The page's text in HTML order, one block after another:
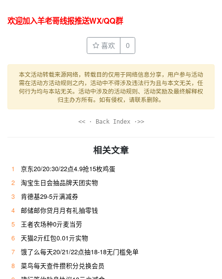
欢迎加入羊老哥线报推送WX/QQ群
喜欢 0
本文活动转载来源网络，转载目的仅用于网络信息分享，用户参与活动
需在活动方活动规则之内，活动中不得涉及违法行为且与本文无关，任
何行为均与本站无关。活动中涉及的活动规则、活动奖励及最终解释权
归主办方所有。如有侵权，请联系删除。
<< · Back Index ·>>
相关文章
1
京东20/20:30/22点4.9抢15枚鸡蛋
2
淘宝生日会抽品牌天团实物
3
肯德基29-5亓满减券
4
邮储邮你贷月月有礼抽零钱
5
王者农场种0亓麦当劳
6
天猫2亓红包0.01亓实物
7
饿了么每天20/21/22点抽18-18无门槛免单
8
菜鸟每天查件攒积分兑换会员